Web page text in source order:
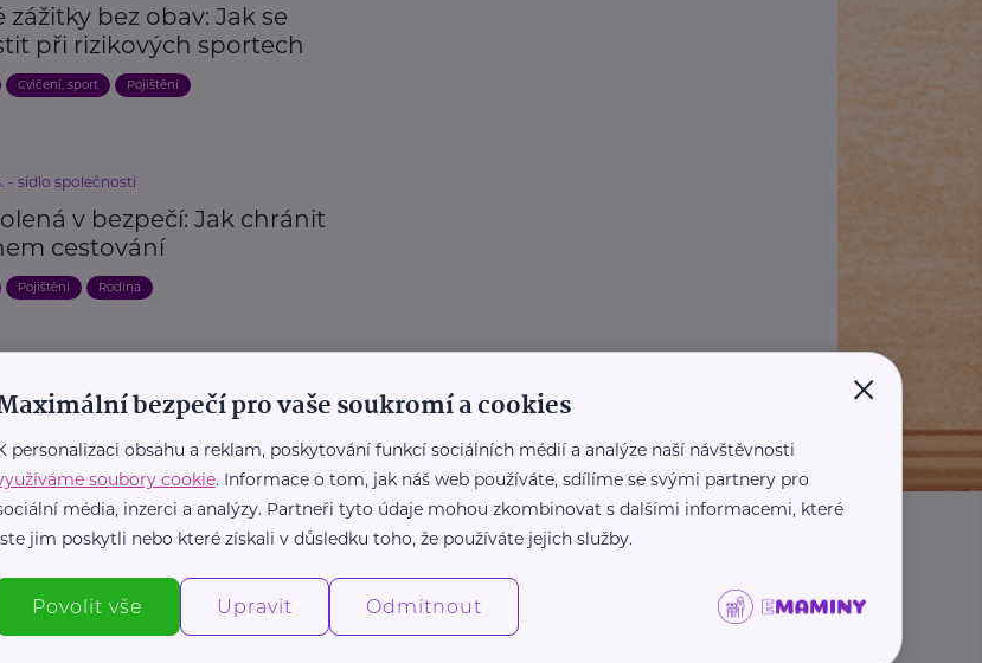
bez obav: Jak se
při rizikových sportech
Cvičení, sport Pojištění
- sídlo společnosti
v bezpečí: Jak chránit
cestování
Pojištění Rodina
táborů: Ochrana před
událostmi
Finance Pojištění
×
bezpečí pro vaše soukromí a cookies
personalizaci obsahu a reklam, poskytování funkcí sociálních médií a analýze naší návštěvnosti
soubory cookie. Informace o tom, jak náš web používáte, sdílíme se svými partnery pro
média, inzerci a analýzy. Partneři tyto údaje mohou zkombinovat s dalšími informacemi, které
jim poskytli nebo které získali v důsledku toho, že používáte jejich služby.
Povolit vše Upravit Odmítnout